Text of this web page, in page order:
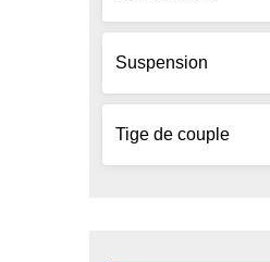
Suspension
Tige de couple